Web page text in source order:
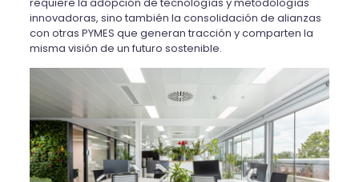
innovadoras, sino también la consolidación de alianzas
con otras PYMES que generan tracción y comparten la
misma visión de un futuro sostenible.